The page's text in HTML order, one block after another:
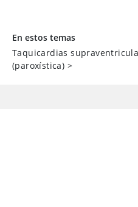
En estos temas
Taquicardias
(paroxística) >